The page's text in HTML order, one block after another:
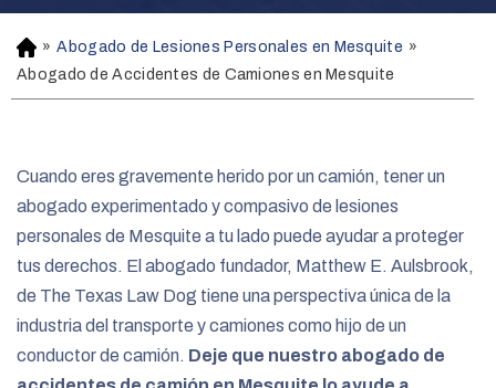
H
o
m
» Abogado de Lesiones Personales en Mesquite »
Abogado de Accidentes de Camiones en Mesquite
Cuando eres gravemente herido por un camión, tener un
abogado experimentado y compasivo de lesiones
personales de Mesquite a tu lado puede ayudar a proteger
tus derechos. El abogado fundador, Matthew E. Aulsbrook,
de The Texas Law Dog tiene una perspectiva única de la
industria del transporte y camiones como hijo de un
conductor de camión. Deje que nuestro abogado de